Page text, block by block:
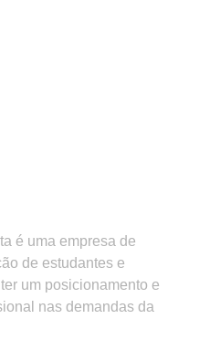
é uma empresa de
de estudantes e
um posicionamento e
nas demandas da